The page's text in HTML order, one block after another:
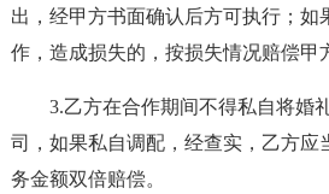
出，经甲方书面确认后方可执行；如
作，造成损失的，按损失情况赔偿甲
3.乙方在合作期间不得私自将婚
司，如果私自调配，经查实，乙方应
务金额双倍赔偿。